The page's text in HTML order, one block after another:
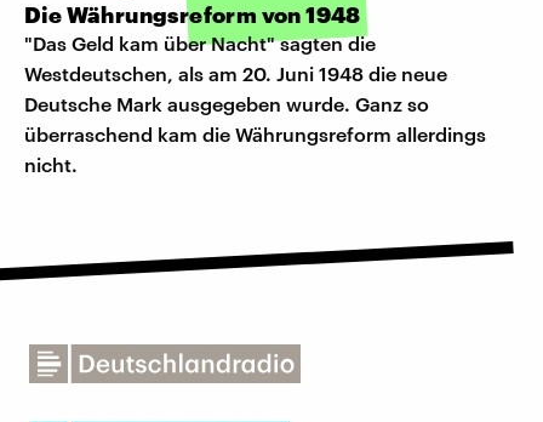
Die Währungsreform von 1948
"Das Geld kam über Nacht" sagten die
Westdeutschen, als am 20. Juni 1948 die neue
Deutsche Mark ausgegeben wurde. Ganz so
überraschend kam die Währungsreform allerdings
nicht.